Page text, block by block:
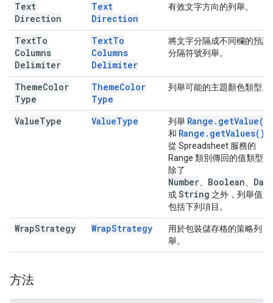
Text
Direction
Text
Direction
有效文字方向的列舉。
TextTo
Columns
Delimiter
TextTo
Columns
Delimiter
將文字分隔成不同欄的預設
分隔符號列舉。
ThemeColor
Type
ThemeColor
Type
列舉可能的主題顏色類型。
ValueType ValueType 列舉 Range . getValue(
和 Range . getValues( )
從 Spreadsheet 服務的
Range 類別傳回的值類型。
除了
Number Boolean
或String 之外，列舉值還
包括下列項目。
WrapStrategy WrapStrategy
用於包裝儲存格的策略列
舉。
方法